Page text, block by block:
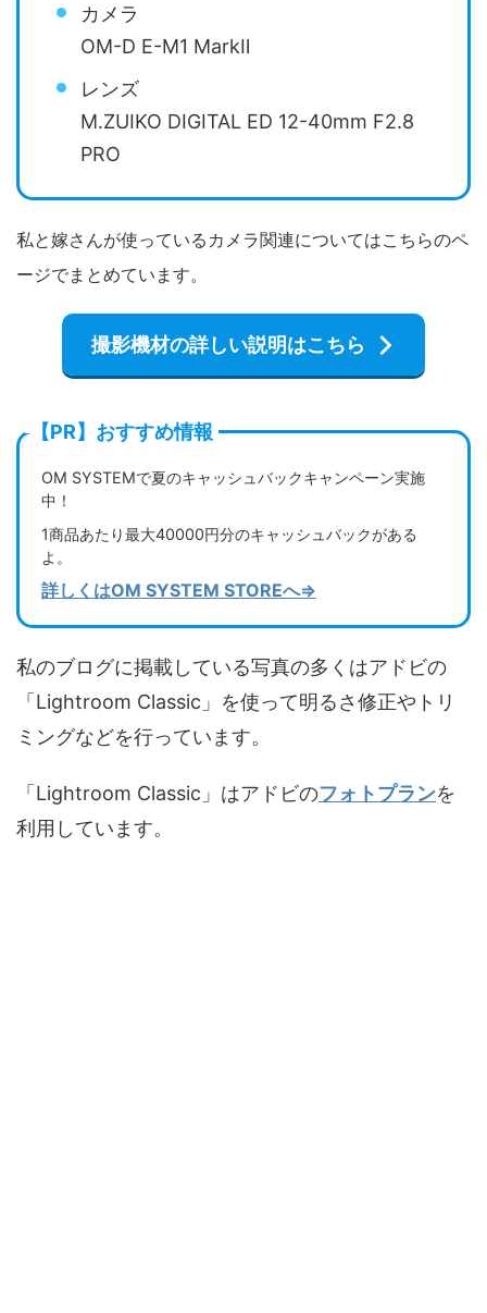
カメラ
OM-D E-M1 MarkⅡ
レンズ
M.ZUIKO DIGITAL ED 12-40mm F2.8
PRO
私と嫁さんが使っているカメラ関連についてはこちらのペ
ージでまとめています。
撮影機材の詳しい説明はこちら
【PR】おすすめ情報
OM SYSTEMで夏のキャッシュバックキャンペーン実施
中！
1商品あたり最大40000円分のキャッシュバックがある
よ。
詳しくはOM SYSTEM STOREへ⇒
私のブログに掲載している写真の多くはアドビの
「Lightroom Classic」を使って明るさ修正やトリ
ミングなどを行っています。
「Lightroom Classic」はアドビのフォトプランを
利用しています。